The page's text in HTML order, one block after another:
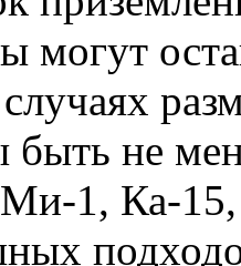
могут
не
1, Ка-